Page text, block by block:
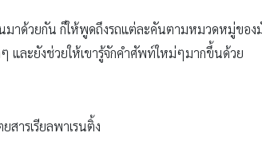
มาด้วยกัน ก็ให้พูดถึงรถแต่ละคันตามหมวดหมู่ของ
และยังช่วยให้เขารู้จักคำศัพท์ใหม่ๆมากขึ้นด้วย
สารเรียลพาเรนติ้ง